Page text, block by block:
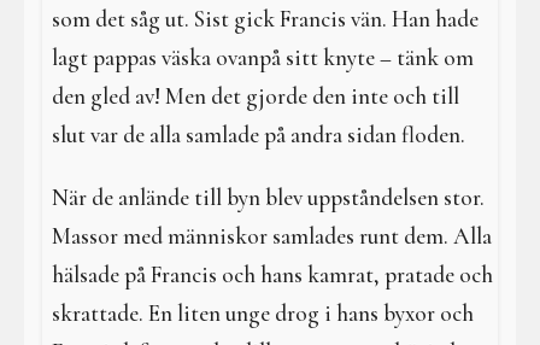
som det såg ut. Sist gick Francis vän. Han hade
lagt pappas väska ovanpå sitt knyte – tänk om
den gled av! Men det gjorde den inte och till
slut var de alla samlade på andra sidan floden.
När de anlände till byn blev uppståndelsen stor.
Massor med människor samlades runt dem. Alla
hälsade på Francis och hans kamrat, pratade och
skrattade. En liten unge drog i hans byxor och